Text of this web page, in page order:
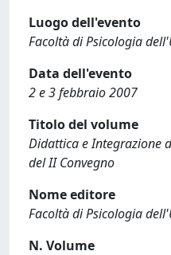
Luogo dell'evento
Facoltà di Psicologia
Data dell'evento
2 e 3 febbraio 2007
Titolo del volume
Didattica e Integrazione
del II Convegno
Nome editore
Facoltà di Psicologia
N. Volume